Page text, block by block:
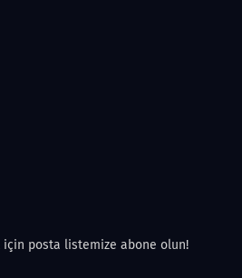
posta listemize abone olun!